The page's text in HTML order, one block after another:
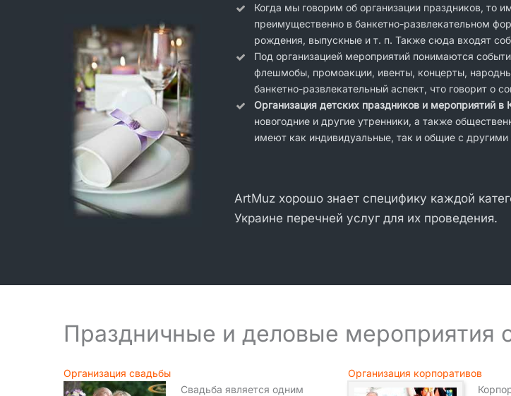
Когда мы говорим об организации праздников, то
преимущественно в банкетно-развлекательном
рождения, выпускные и т. п. Также сюда входят
Под организацией мероприятий понимаются
флешмобы, промоакции, ивенты, концерты,
банкетно-развлекательный аспект, что говорит о
Организация детских праздников и мероприятий в
новогодние и другие утренники, а также
имеют как индивидуальные, так и общие с
ArtMuz хорошо знает специфику каждой
Украине перечней услуг для их проведения.
Праздничные и деловые мероприятия
Организация свадьбы
Свадьба является одним
Организация корпоративов